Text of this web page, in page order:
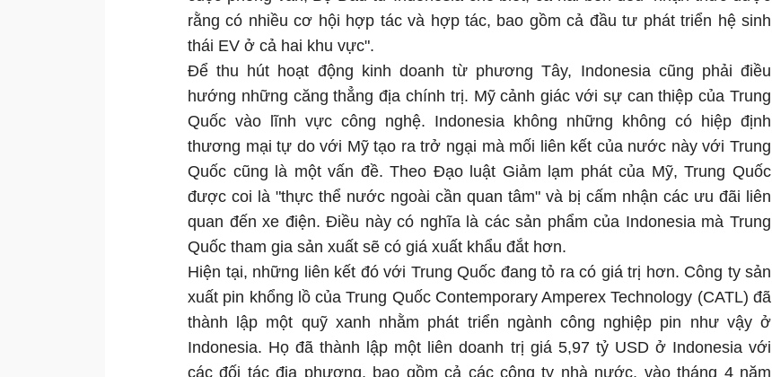
rằng có nhiều cơ hội hợp tác và hợp tác, bao gồm cả đầu tư phát triển hệ sinh
thái EV ở cả hai khu vực".
Để thu hút hoạt động kinh doanh từ phương Tây, Indonesia cũng phải điều
hướng những căng thẳng địa chính trị. Mỹ cảnh giác với sự can thiệp của Trung
Quốc vào lĩnh vực công nghệ. Indonesia không những không có hiệp định
thương mại tự do với Mỹ tạo ra trở ngại mà mối liên kết của nước này với Trung
Quốc cũng là một vấn đề. Theo Đạo luật Giảm lạm phát của Mỹ, Trung Quốc
được coi là "thực thể nước ngoài cần quan tâm" và bị cấm nhận các ưu đãi liên
quan đến xe điện. Điều này có nghĩa là các sản phẩm của Indonesia mà Trung
Quốc tham gia sản xuất sẽ có giá xuất khẩu đắt hơn.
Hiện tại, những liên kết đó với Trung Quốc đang tỏ ra có giá trị hơn. Công ty sản
xuất pin khổng lồ của Trung Quốc Contemporary Amperex Technology (CATL) đã
thành lập một quỹ xanh nhằm phát triển ngành công nghiệp pin như vậy ở
Indonesia. Họ đã thành lập một liên doanh trị giá 5,97 tỷ USD ở Indonesia với
các đối tác địa phương, bao gồm cả các công ty nhà nước, vào tháng 4 năm